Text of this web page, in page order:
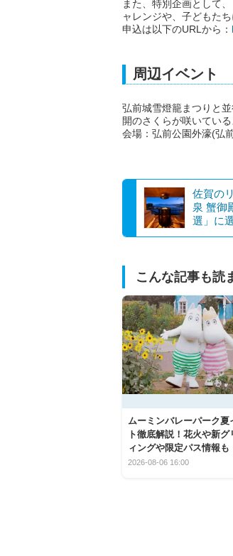
また、特別企画として
ャレンジや、子どもた
申込は以下のURLから：
周辺イベント
弘前城雪燈籠まつりと
開のさくらが咲いてい
会場：弘前公園外濠(弘
佐賀の
泉 蟹御
選」に
こんな記事も読
ムーミンバレーパーク夏
ト徹底解説！花火や新グ
ィングや限定パス情報も
2026-08-06 16:00